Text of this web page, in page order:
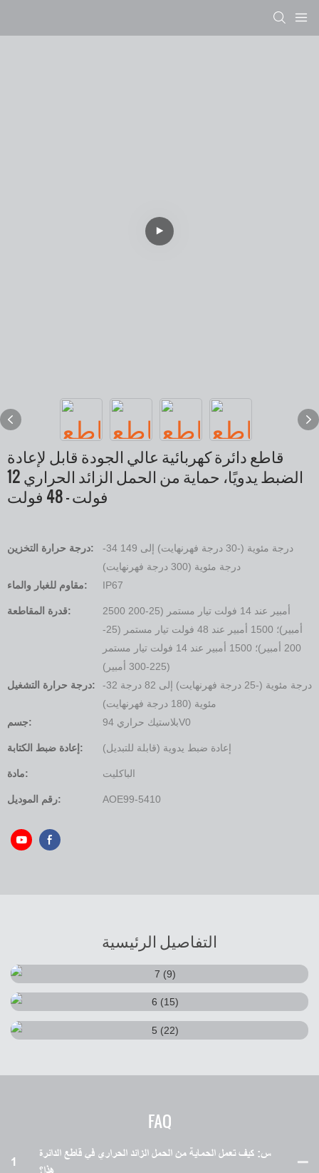
قاطع دائرة كهربائية عالي الجودة قابل لإعادة
الضبط يدويًا، حماية من الحمل الزائد الحراري 12
فولت - 48 فولت
درجة حرارة التخزين:
-34 درجة مئوية (-30 درجة فهرنهايت) إلى 149
درجة مئوية (300 درجة فهرنهايت)
مقاوم للغبار والماء:
IP67
قدرة المقاطعة:
2500 أمبير عند 14 فولت تيار مستمر (25-200
أمبير)؛ 1500 أمبير عند 48 فولت تيار مستمر (25-
200 أمبير)؛ 1500 أمبير عند 14 فولت تيار مستمر
(225-300 أمبير)
درجة حرارة التشغيل:
-32 درجة مئوية (-25 درجة فهرنهايت) إلى 82 درجة
مئوية (180 درجة فهرنهايت)
جسم:
بلاستيك حراري 94V0
إعادة ضبط الكتابة: إعادة ضبط يدوية (قابلة للتبديل)
مادة: الباكليت
رقم الموديل: AOE99-5410
التفاصيل الرئيسية
FAQ
1
س: كيف تعمل الحماية من الحمل الزائد الحراري في قاطع الدائرة
هذا؟